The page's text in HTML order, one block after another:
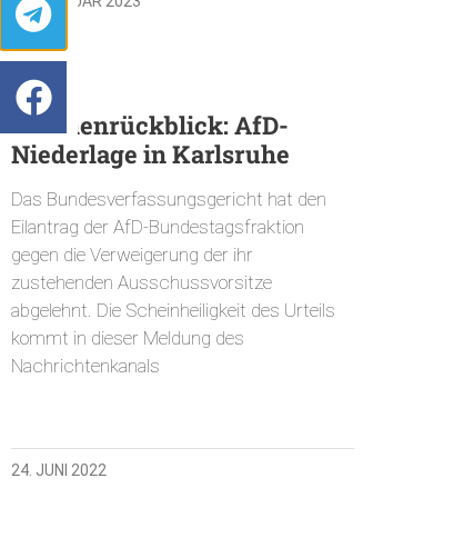
Wochenrückblick: AfD-
Niederlage in Karlsruhe
Das Bundesverfassungsgericht hat den
Eilantrag der AfD-Bundestagsfraktion
gegen die Verweigerung der ihr
zustehenden Ausschussvorsitze
abgelehnt. Die Scheinheiligkeit des Urteils
kommt in dieser Meldung des
Nachrichtenkanals
24. JUNI 2022